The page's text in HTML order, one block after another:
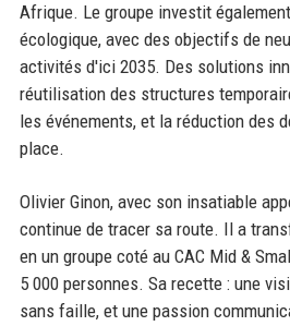
Afrique. Le groupe investit
écologique, avec des objectifs de
activités d'ici 2035. Des solutions
réutilisation des structures
les événements, et la réduction des
place.
Olivier Ginon, avec son insatiable
continue de tracer sa route. Il a
en un groupe coté au CAC Mid &
5 000 personnes. Sa recette : une
sans faille, et une passion